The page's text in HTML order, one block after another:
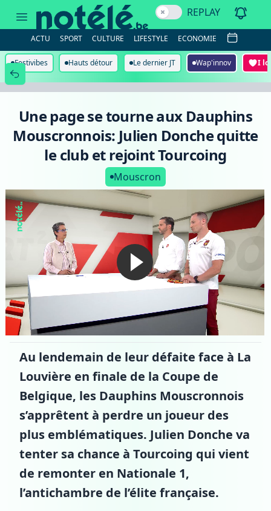
page
Dauphins
Mouscronnois:
Julien
Donche
quitte
rejoint
Tourcoing
REPLAY
ACTU SPORT CULTURE LIFESTYLE ECONOMIE
Festivibes Hauts détour Le dernier JT Wap'innov I
Une page se tourne aux Dauphins
Mouscronnois: Julien Donche quitte
le club et rejoint Tourcoing
Mouscron
Au lendemain de leur défaite face à La
Louvière en finale de la Coupe de
Belgique, les Dauphins Mouscronnois
s’apprêtent à perdre un joueur des
plus emblématiques. Julien Donche va
tenter sa chance à Tourcoing qui vient
de remonter en Nationale 1,
l’antichambre de l’élite française.